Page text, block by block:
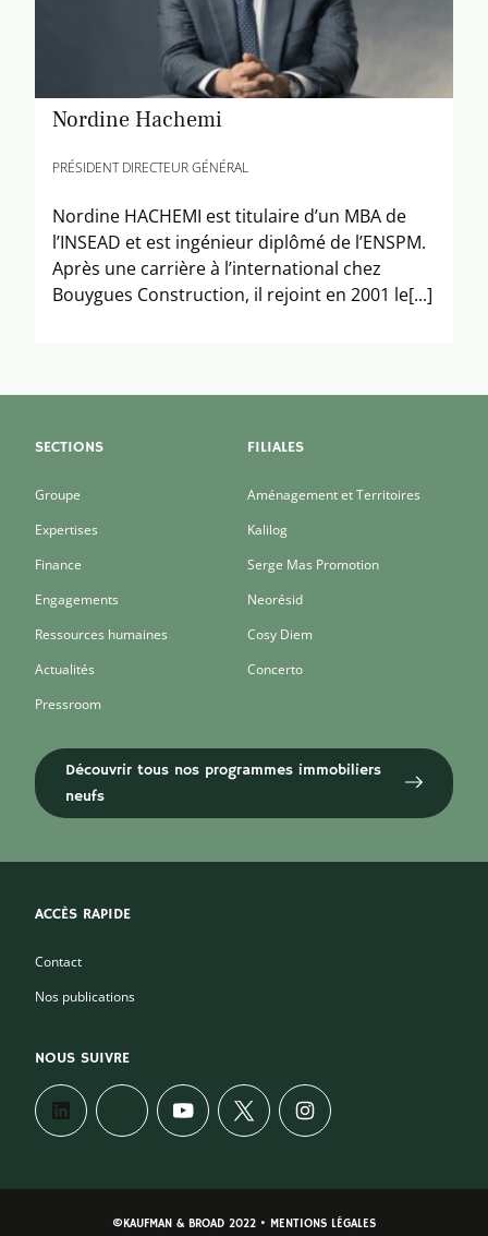
Nordine Hachemi
PRÉSIDENT DIRECTEUR GÉNÉRAL
Nordine HACHEMI est titulaire d’un MBA de
l’INSEAD et est ingénieur diplômé de l’ENSPM.
Après une carrière à l’international chez
Bouygues Construction, il rejoint en 2001 le[...]
SECTIONS
Groupe
Expertises
Finance
Engagements
Ressources humaines
Actualités
Pressroom
FILIALES
Aménagement et Territoires
Kalilog
Serge Mas Promotion
Neorésid
Cosy Diem
Concerto
Découvrir tous nos programmes immobiliers
neufs
ACCÈS RAPIDE
Contact
Nos publications
NOUS SUIVRE
©KAUFMAN & BROAD 2022 • MENTIONS LÉGALES